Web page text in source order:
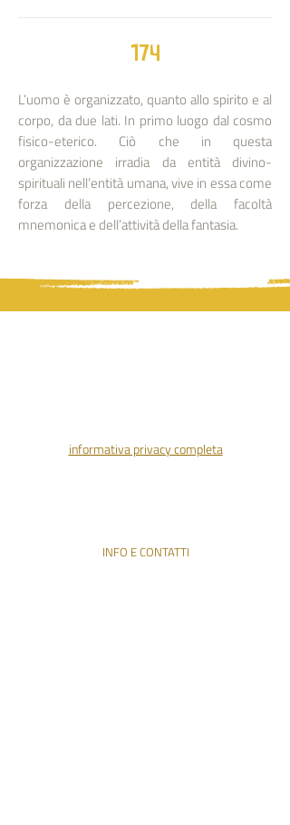
174
L’uomo è organizzato, quanto allo spirito e al
corpo, da due lati. In primo luogo dal cosmo
fisico-eterico. Ciò che in questa
organizzazione irradia da entità divino-
spirituali nell’entità umana, vive in essa come
forza della percezione, della facoltà
mnemonica e dell’attività della fantasia.
informativa privacy completa
INFO E CONTATTI